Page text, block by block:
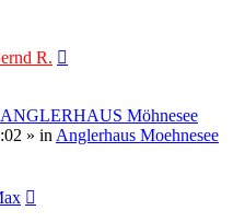
R.
Möhnesee
» in Anglerhaus Moehnesee